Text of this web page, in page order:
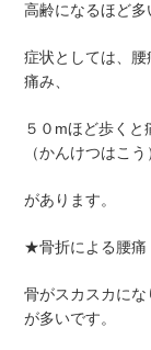
高齢になるほど多
症状としては、
痛み、
５０mほど歩く
（かんけつはこう
があります。
★骨折による腰痛
骨がスカスカにな
が多いです。